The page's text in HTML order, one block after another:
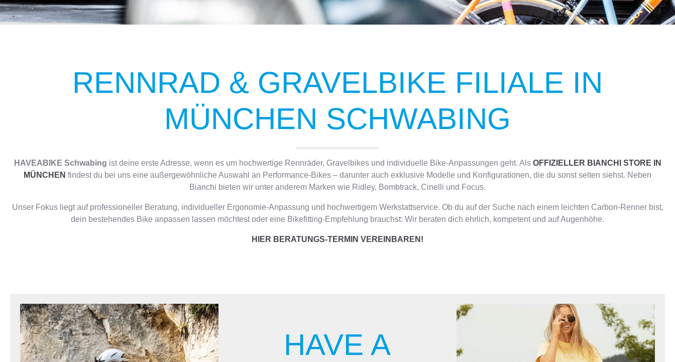
RENNRAD & GRAVELBIKE FILIALE IN
MÜNCHEN SCHWABING
HAVEABIKE Schwabing ist deine erste Adresse, wenn es um hochwertige Rennräder, Gravelbikes und individuelle Bike-Anpassungen geht. Als OFFIZIELLER BIANCHI STORE IN
MÜNCHEN findest du bei uns eine außergewöhnliche Auswahl an Performance-Bikes – darunter auch exklusive Modelle und Konfigurationen, die du sonst selten siehst. Neben
Bianchi bieten wir unter anderem Marken wie Ridley, Bombtrack, Cinelli und Focus.
Unser Fokus liegt auf professioneller Beratung, individueller Ergonomie-Anpassung und hochwertigem Werkstattservice. Ob du auf der Suche nach einem leichten Carbon-Renner bist,
dein bestehendes Bike anpassen lassen möchtest oder eine Bikefitting-Empfehlung brauchst: Wir beraten dich ehrlich, kompetent und auf Augenhöhe.
HIER BERATUNGS-TERMIN VEREINBAREN!
HAVE A